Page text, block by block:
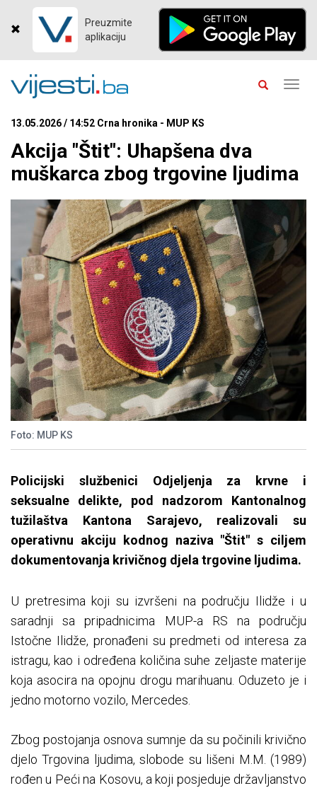
Preuzmite
aplikaciju
13.05.2026 / 14:52 Crna hronika - MUP KS
Akcija "Štit": Uhapšena dva
muškarca zbog trgovine ljudima
Foto: MUP KS
Policijski službenici Odjeljenja za krvne i
seksualne delikte, pod nadzorom Kantonalnog
tužilaštva Kantona Sarajevo, realizovali su
operativnu akciju kodnog naziva "Štit" s ciljem
dokumentovanja krivičnog djela trgovine ljudima.
U pretresima koji su izvršeni na području Ilidže i u
saradnji sa pripadnicima MUP-a RS na području
Istočne Ilidže, pronađeni su predmeti od interesa za
istragu, kao i određena količina suhe zeljaste materije
koja asocira na opojnu drogu marihuanu. Oduzeto je i
jedno motorno vozilo, Mercedes.
Zbog postojanja osnova sumnje da su počinili krivično
djelo Trgovina ljudima, slobode su lišeni M.M. (1989)
rođen u Peći na Kosovu, a koji posjeduje državljanstvo